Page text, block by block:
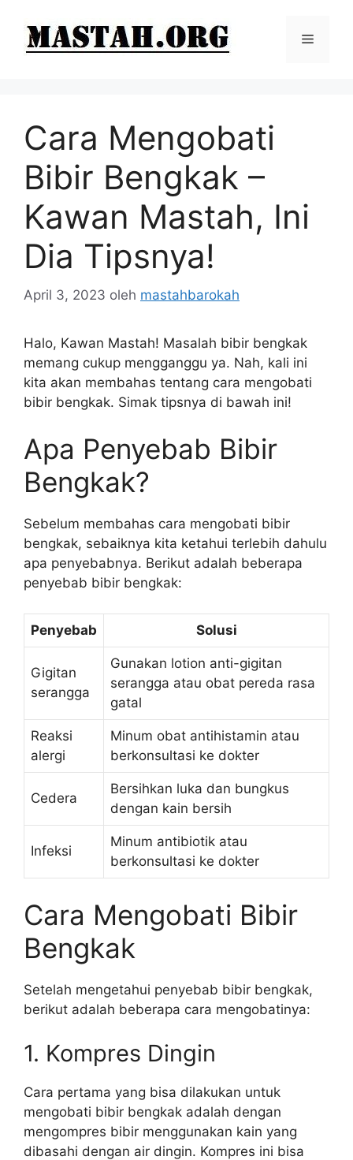
Menu
Cara Mengobati
Bibir Bengkak –
Kawan Mastah, Ini
Dia Tipsnya!
April 3, 2023 oleh mastahbarokah
Halo, Kawan Mastah! Masalah bibir bengkak
memang cukup mengganggu ya. Nah, kali ini
kita akan membahas tentang cara mengobati
bibir bengkak. Simak tipsnya di bawah ini!
Apa Penyebab Bibir
Bengkak?
Sebelum membahas cara mengobati bibir
bengkak, sebaiknya kita ketahui terlebih dahulu
apa penyebabnya. Berikut adalah beberapa
penyebab bibir bengkak:
Penyebab Solusi
Gigitan
serangga
Gunakan lotion anti-gigitan
serangga atau obat pereda rasa
gatal
Reaksi
alergi
Minum obat antihistamin atau
berkonsultasi ke dokter
Cedera
Bersihkan luka dan bungkus
dengan kain bersih
Infeksi
Minum antibiotik atau
berkonsultasi ke dokter
Cara Mengobati Bibir
Bengkak
Setelah mengetahui penyebab bibir bengkak,
berikut adalah beberapa cara mengobatinya:
1. Kompres Dingin
Cara pertama yang bisa dilakukan untuk
mengobati bibir bengkak adalah dengan
mengompres bibir menggunakan kain yang
dibasahi dengan air dingin. Kompres ini bisa